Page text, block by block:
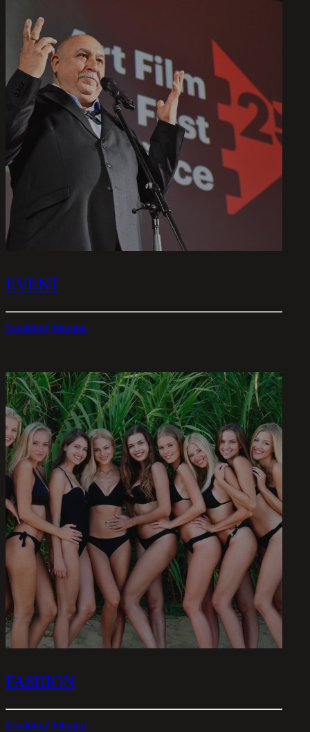
EVENT
Svadobný fotograf
FASHION
Svadobný fotograf